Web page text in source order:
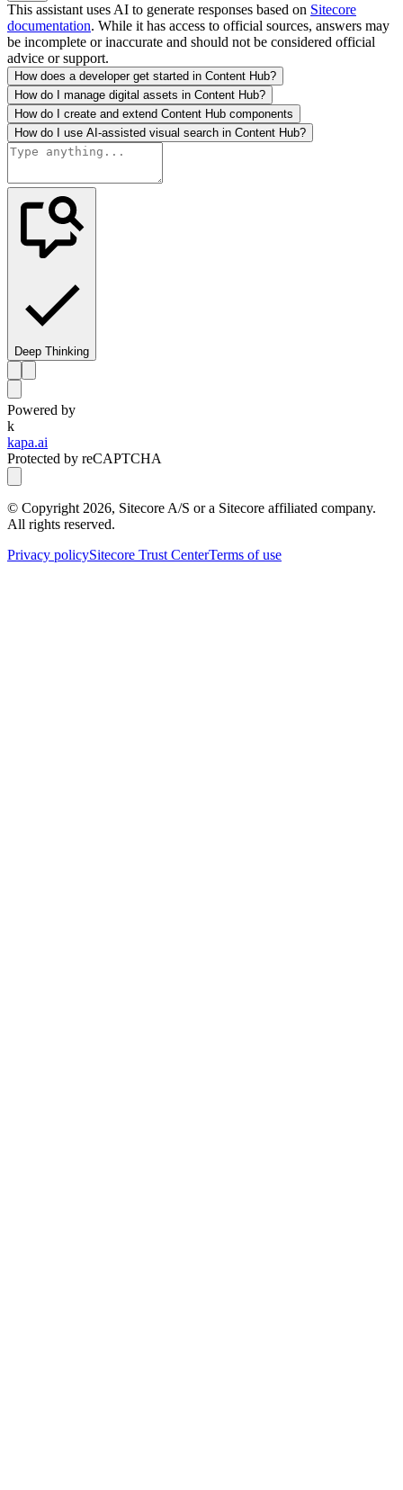
This assistant uses AI to generate responses based on Sitecore
documentation. While it has access to official sources, answers may
be incomplete or inaccurate and should not be considered official
advice or support.
How does a developer get started in Content Hub?
How do I manage digital assets in Content Hub?
How do I create and extend Content Hub components
How do I use AI-assisted visual search in Content Hub?
Deep Thinking
Powered by
k
kapa.ai
Protected by reCAPTCHA
© Copyright 2026, Sitecore A/S or a Sitecore affiliated company.
All rights reserved.
Privacy policySitecore Trust CenterTerms of use